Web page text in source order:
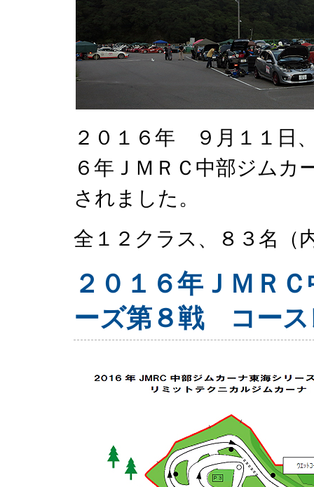
２０１６年 ９月１１日
６年ＪＭＲＣ中部ジムカ
されました。
全１２クラス、８３名（
２０１６年ＪＭＲ
ーズ第８戦 コース